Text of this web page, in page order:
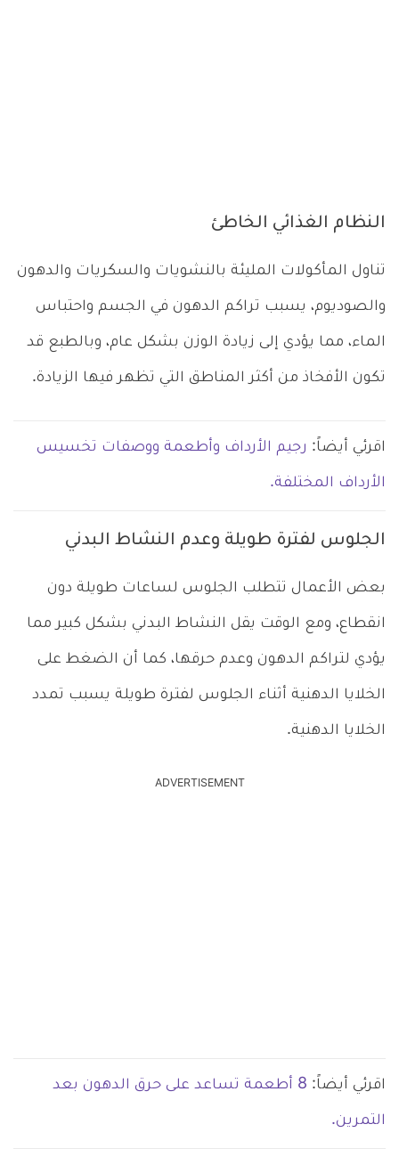
النظام الغذائي الخاطئ
تناول المأكولات المليئة بالنشويات والسكريات والدهون
والصوديوم، يسبب تراكم الدهون في الجسم واحتباس
الماء، مما يؤدي إلى زيادة الوزن بشكل عام، وبالطبع قد
تكون الأفخاذ من أكثر المناطق التي تظهر فيها الزيادة.
اقرئي أيضاً: رجيم الأرداف وأطعمة ووصفات تخسيس
الأرداف المختلفة.
الجلوس لفترة طويلة وعدم النشاط البدني
بعض الأعمال تتطلب الجلوس لساعات طويلة دون
انقطاع، ومع الوقت يقل النشاط البدني بشكل كبير مما
يؤدي لتراكم الدهون وعدم حرقها، كما أن الضغط على
الخلايا الدهنية أثناء الجلوس لفترة طويلة يسبب تمدد
الخلايا الدهنية.
ADVERTISEMENT
اقرئي أيضاً: 8 أطعمة تساعد على حرق الدهون بعد
التمرين.